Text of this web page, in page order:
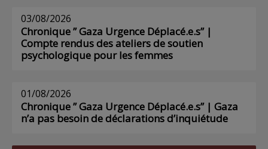
03/08/2026
Chronique ” Gaza Urgence Déplacé.e.s” |
Compte rendus des ateliers de soutien
psychologique pour les femmes
01/08/2026
Chronique ” Gaza Urgence Déplacé.e.s” | Gaza
n’a pas besoin de déclarations d’inquiétude